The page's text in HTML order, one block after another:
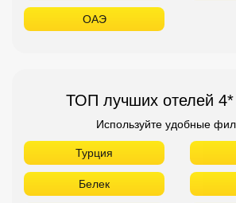
ОАЭ
ТОП лучших отелей 4*
Используйте удобные
Турция
Белек